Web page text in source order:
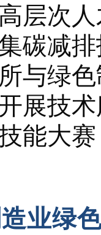
层次
碳减
与绿
展技
能大
造业绿